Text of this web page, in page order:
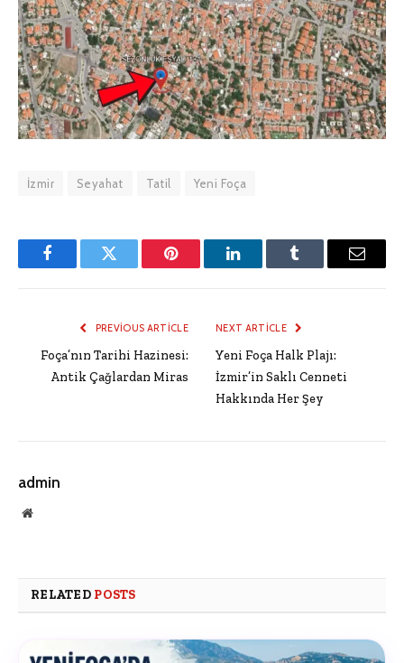
İzmir Seyahat Tatil Yeni Foça
FacebookTwitter Pinterest LinkedInTumblr Email
PREVIOUS ARTICLE
Foça’nın Tarihi Hazinesi:
Antik Çağlardan Miras
NEXT ARTICLE
Yeni Foça Halk Plajı:
İzmir’in Saklı Cenneti
Hakkında Her Şey
admin
Website
RELATED POSTS